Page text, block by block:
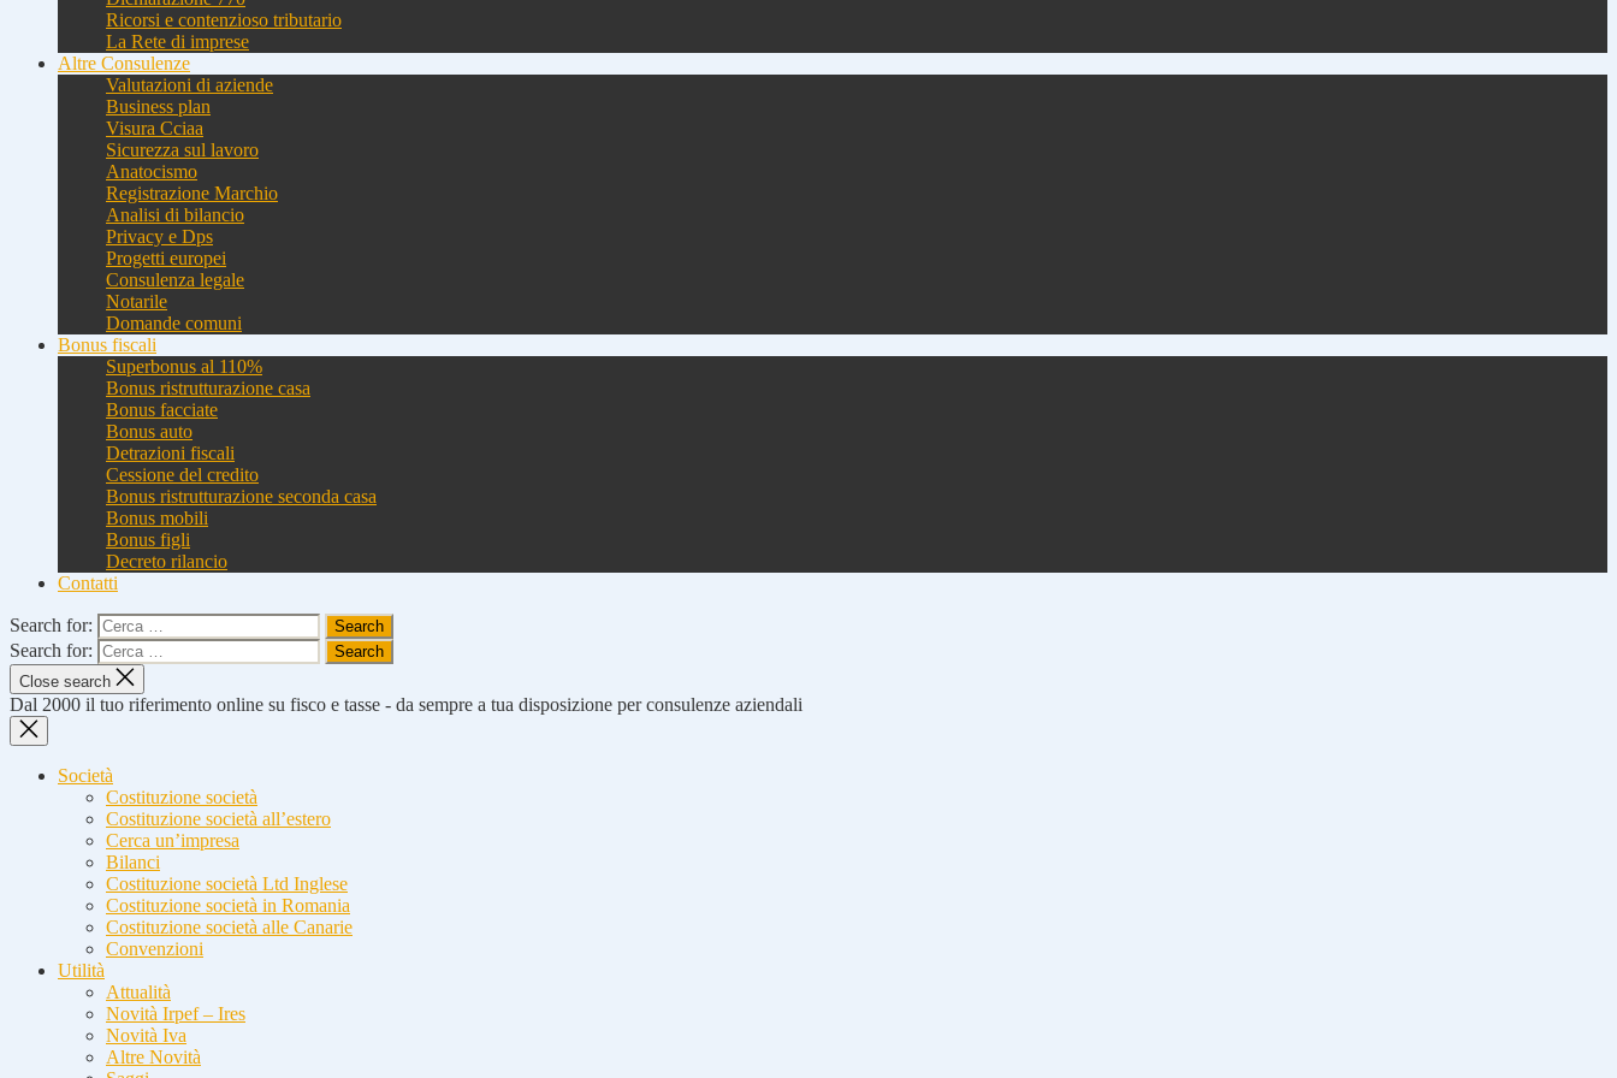
Ricorsi e contenzioso tributario
La Rete di imprese
Altre Consulenze
Valutazioni di aziende
Business plan
Visura Cciaa
Sicurezza sul lavoro
Anatocismo
Registrazione Marchio
Analisi di bilancio
Privacy e Dps
Progetti europei
Consulenza legale
Notarile
Domande comuni
Bonus fiscali
Superbonus al 110%
Bonus ristrutturazione casa
Bonus facciate
Bonus auto
Detrazioni fiscali
Cessione del credito
Bonus ristrutturazione seconda casa
Bonus mobili
Bonus figli
Decreto rilancio
Contatti
Search for:
Search for:
Close search
Dal 2000 il tuo riferimento online su fisco e tasse - da sempre a tua disposizione per consulenze aziendali
Società
Costituzione società
Costituzione società all’estero
Cerca un’impresa
Bilanci
Costituzione società Ltd Inglese
Costituzione società in Romania
Costituzione società alle Canarie
Convenzioni
Utilità
Attualità
Novità Irpef – Ires
Novità Iva
Altre Novità